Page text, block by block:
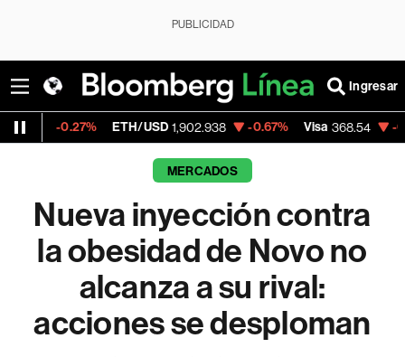
PUBLICIDAD
Ingresar
ETH/USD 1,902.938 -0.67% Visa 368.54 -0.28%
MERCADOS
Nueva inyección contra
la obesidad de Novo no
alcanza a su rival:
acciones se desploman